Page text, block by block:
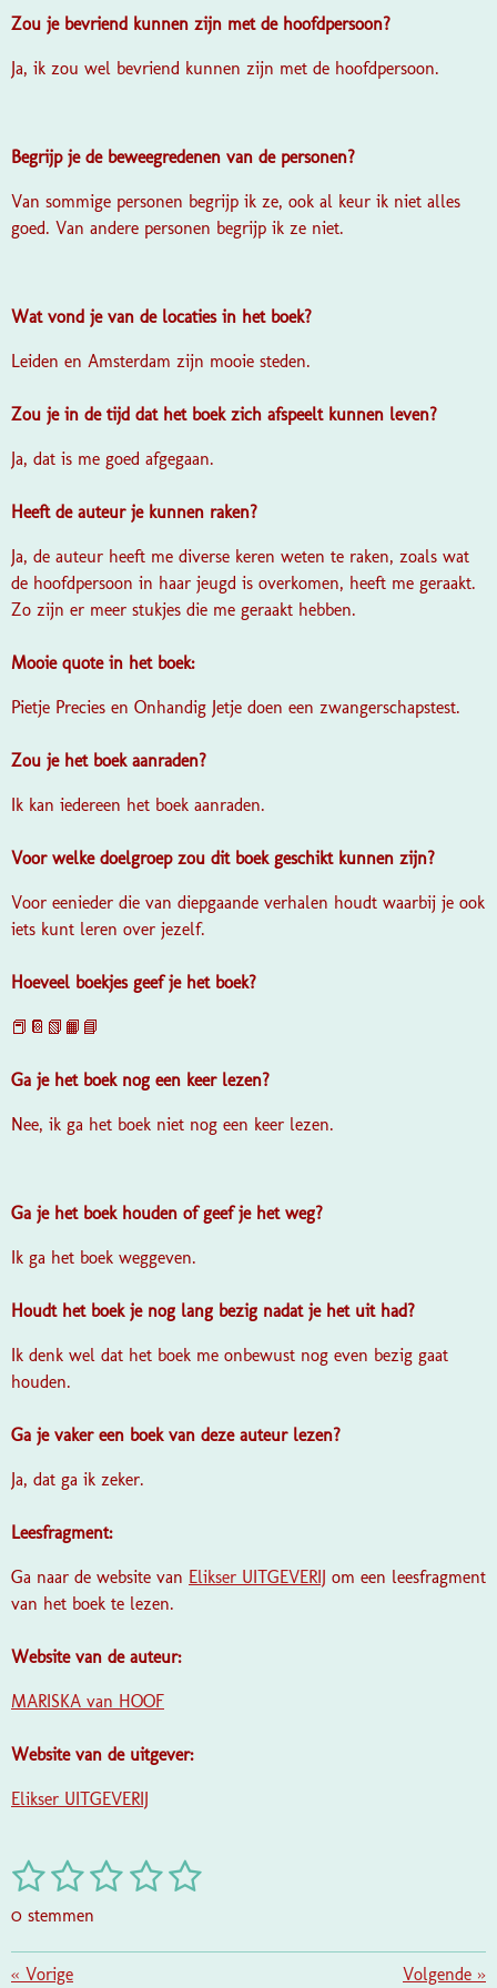
Zou je bevriend kunnen zijn met de hoofdpersoon?
Ja, ik zou wel bevriend kunnen zijn met de hoofdpersoon.
Begrijp je de beweegredenen van de personen?
Van sommige personen begrijp ik ze, ook al keur ik niet alles
goed. Van andere personen begrijp ik ze niet.
Wat vond je van de locaties in het boek?
Leiden en Amsterdam zijn mooie steden.
Zou je in de tijd dat het boek zich afspeelt kunnen leven?
Ja, dat is me goed afgegaan.
Heeft de auteur je kunnen raken?
Ja, de auteur heeft me diverse keren weten te raken, zoals wat
de hoofdpersoon in haar jeugd is overkomen, heeft me geraakt.
Zo zijn er meer stukjes die me geraakt hebben.
Mooie quote in het boek:
Pietje Precies en Onhandig Jetje doen een zwangerschapstest.
Zou je het boek aanraden?
Ik kan iedereen het boek aanraden.
Voor welke doelgroep zou dit boek geschikt kunnen zijn?
Voor eenieder die van diepgaande verhalen houdt waarbij je ook
iets kunt leren over jezelf.
Hoeveel boekjes geef je het boek?
📕📔📗📙📘
Ga je het boek nog een keer lezen?
Nee, ik ga het boek niet nog een keer lezen.
Ga je het boek houden of geef je het weg?
Ik ga het boek weggeven.
Houdt het boek je nog lang bezig nadat je het uit had?
Ik denk wel dat het boek me onbewust nog even bezig gaat
houden.
Ga je vaker een boek van deze auteur lezen?
Ja, dat ga ik zeker.
Leesfragment:
Ga naar de website van Elikser UITGEVERIJ om een leesfragment
van het boek te lezen.
Website van de auteur:
MARISKA van HOOF
Website van de uitgever:
Elikser UITGEVERIJ
R
t
i
n
1
s
t
2
s
t
3
s
t
4
t
5
t
S
m
0 stemmen
« Vorige Volgende »